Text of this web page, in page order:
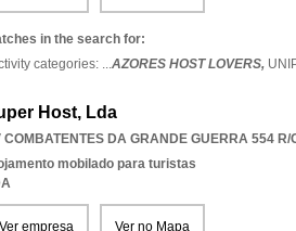
in the search for:
categories: ...AZORES HOST LOVERS,
Host, Lda
COMBATENTES DA GRANDE GUERRA 554 R/
mobilado para turistas
Ver empresa Ver no Mapa